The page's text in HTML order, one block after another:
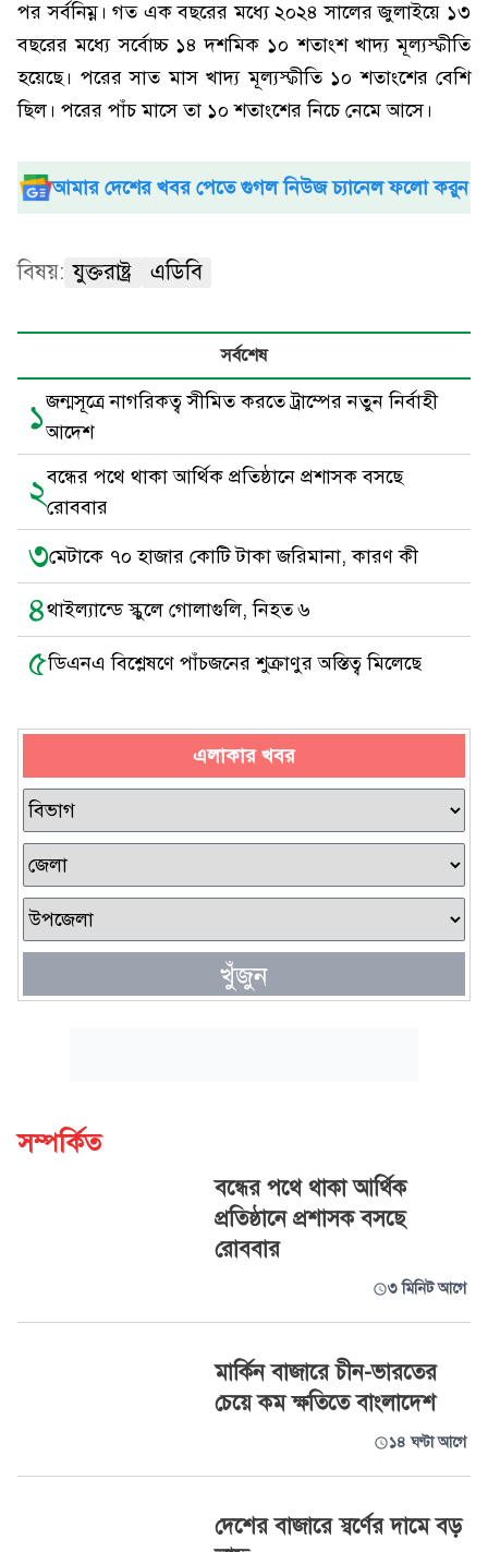
পর সর্বনিম্ন। গত এক বছরের মধ্যে ২০২৪ সালের জুলাইয়ে ১৩
বছরের মধ্যে সর্বোচ্চ ১৪ দশমিক ১০ শতাংশ খাদ্য মূল্যস্ফীতি
হয়েছে। পরের সাত মাস খাদ্য মূল্যস্ফীতি ১০ শতাংশের বেশি
ছিল। পরের পাঁচ মাসে তা ১০ শতাংশের নিচে নেমে আসে।
আমার দেশের খবর পেতে গুগল নিউজ চ্যানেল ফলো করুন
বিষয়: যুক্তরাষ্ট্র এডিবি
সর্বশেষ
১জন্মসূত্রে নাগরিকত্ব সীমিত করতে ট্রাম্পের নতুন নির্বাহী
আদেশ
২বন্ধের পথে থাকা আর্থিক প্রতিষ্ঠানে প্রশাসক বসছে
রোববার
৩মেটাকে ৭০ হাজার কোটি টাকা জরিমানা, কারণ কী
৪থাইল্যান্ডে স্কুলে গোলাগুলি, নিহত ৬
৫ডিএনএ বিশ্লেষণে পাঁচজনের শুক্রাণুর অস্তিত্ব মিলেছে
এলাকার খবর
খুঁজুন
সম্পর্কিত
বন্ধের পথে থাকা আর্থিক
প্রতিষ্ঠানে প্রশাসক বসছে
রোববার
৩ মিনিট আগে
মার্কিন বাজারে চীন-ভারতের
চেয়ে কম ক্ষতিতে বাংলাদেশ
১৪ ঘণ্টা আগে
দেশের বাজারে স্বর্ণের দামে বড়